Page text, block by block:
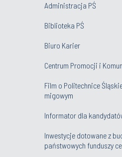
Administracja PŚ
Biblioteka PŚ
Biuro Karier
Centrum Promocji i
Film o Politechnice
migowym
Informator dla
Inwestycje dotowane z
państwowych funduszy